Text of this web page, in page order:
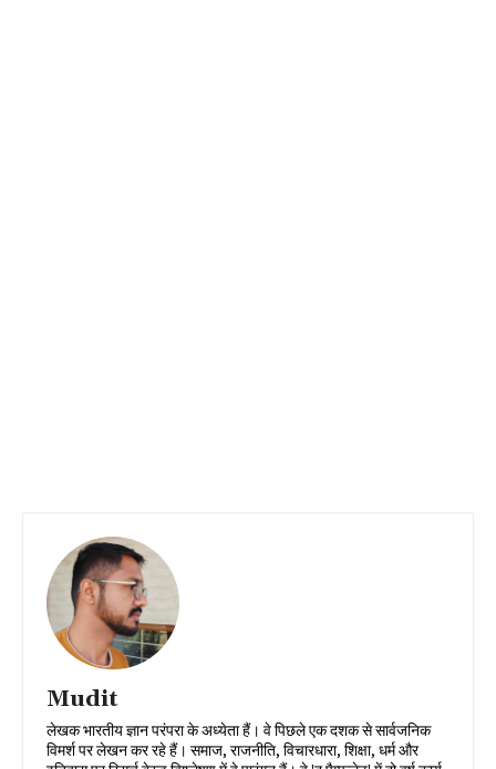
Mudit
लेखक भारतीय ज्ञान परंपरा के अध्येता हैं। वे पिछले एक दशक से सार्वजनिक
विमर्श पर लेखन कर रहे हैं। समाज, राजनीति, विचारधारा, शिक्षा, धर्म और